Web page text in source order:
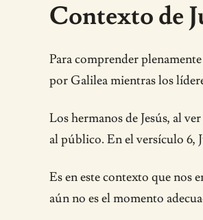
Contexto de
Para comprender
por Galilea mientras los
Los hermanos de Jesús, al
al público. En el versículo 6,
Es en este contexto que nos
aún no es el momento